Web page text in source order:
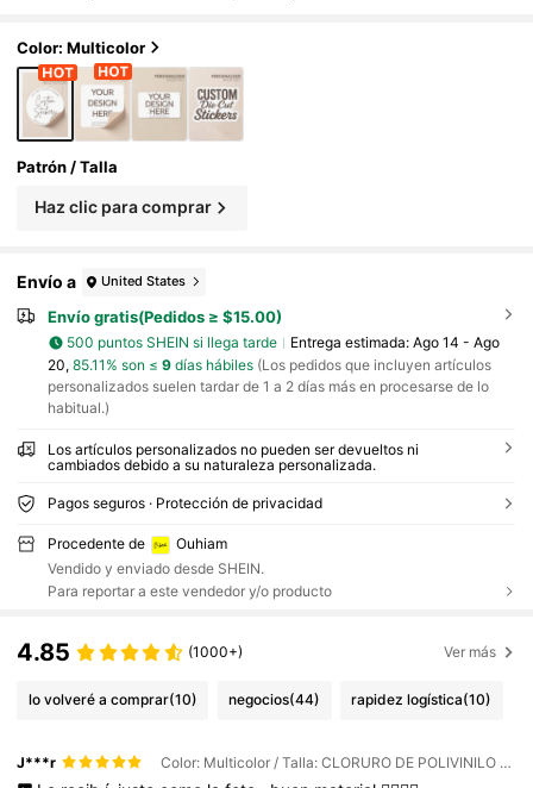
de cualquier tamaño | 5/6/7cm | Etiquetas pe
rsonalizadas | Etiquetas de envío | Pegatinas
de pedido | Pegatinas de boda | Pegatinas de
fiesta | Pegatinas de cumpleaños | Regalos d
e Halloween, Acción de Gracias y Navidad | P
egatinas de regalo, Crea un ambiente cálido,
Renovación del hogar en otoño, Decoración
navideña, Armonía del hogar, Para pequeños
negocios
Color: Multicolor
Patrón / Talla
Haz clic para comprar
Envío a United States
Envío gratis(Pedidos ≥ $15.00)
500 puntos SHEIN si llega tarde Entrega estimada: Ago 14 - Ago
20, 85.11% son ≤ 9días hábiles(Los pedidos que incluyen artículos
personalizados suelen tardar de 1 a 2 días más en procesarse de lo
habitual.)
Los artículos personalizados no pueden ser devueltos ni
cambiados debido a su naturaleza personalizada.
Pagos seguros · Protección de privacidad
Procedente de
Ouhiam
Vendido y enviado desde SHEIN.
Para reportar a este vendedor y/o producto
4.85 (1000+) Ver más
lo volveré a comprar(10) negocios(44) rapidez logística(10)
J***r Color: Multicolor / Talla: CLORURO DE POLIVINILO / Patrón: 200 piezas